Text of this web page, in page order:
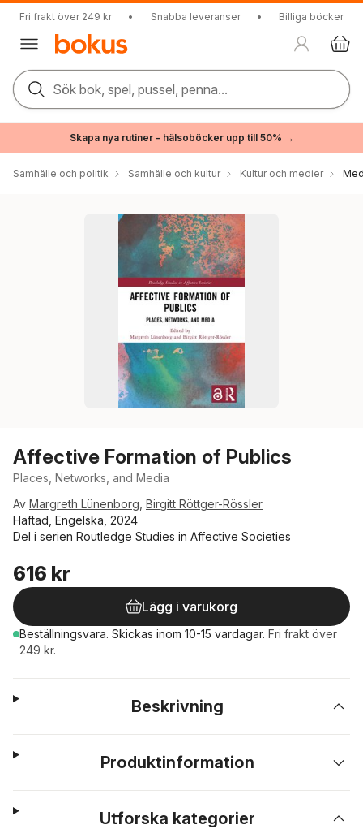
Fri frakt över 249 kr • Snabba leveranser • Billiga böcker
Sök bok, spel, pussel, penna...
Skapa nya rutiner – hälsoböcker upp till 50% →
Samhälle och politik Samhälle och kultur Kultur och medier
Affective Formation of Publics
Places, Networks, and Media
Av Margreth Lünenborg Birgitt Röttger-Rössler
Häftad, Engelska, 2024
Del i serien Routledge Studies in Affective Societies
616 kr
Lägg i varukorg
Beställningsvara. Skickas inom 10-15 vardagar. Fri frakt över
249 kr.
Beskrivning
Produktinformation
Utforska kategorier